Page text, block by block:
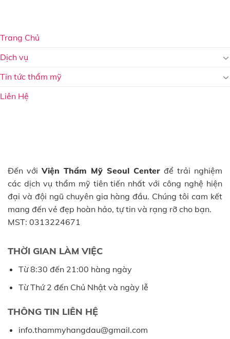
Trang Chủ
Dịch vụ
Tin tức thẩm mỹ
Liên Hệ
Đến với Viện Thẩm Mỹ Seoul Center để trải nghiệm
các dịch vụ thẩm mỹ tiên tiến nhất với công nghệ hiện
đại và đội ngũ chuyên gia hàng đầu. Chúng tôi cam kết
mang đến vẻ đẹp hoàn hảo, tự tin và rạng rỡ cho bạn.
MST: 0313224671
THỜI GIAN LÀM VIỆC
Từ 8:30 đến 21:00 hàng ngày
Từ Thứ 2 đến Chủ Nhật và ngày lễ
THÔNG TIN LIÊN HỆ
info.thammyhangdau@gmail.com